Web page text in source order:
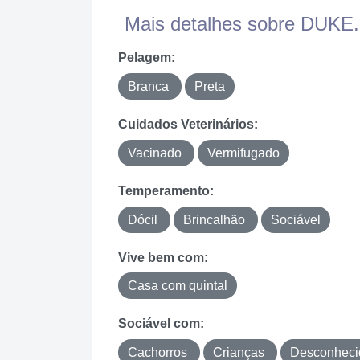
Mais detalhes sobre
Pelagem:
Branca Preta
Cuidados Veterinários:
Vacinado Vermifugado
Temperamento:
Dócil Brincalhão Sociável
Vive bem com:
Casa com quintal
Sociável com:
Cachorros Crianças